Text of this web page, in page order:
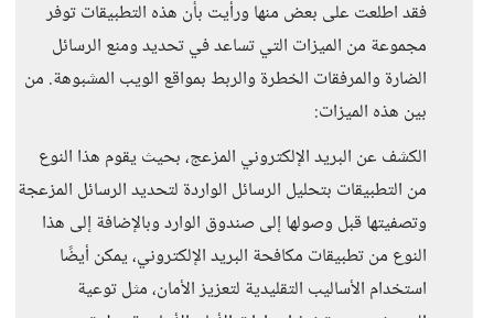
فقد اطلعت على بعض منها ورأيت بأن هذه التطبيقات توفر
مجموعة من الميزات التي تساعد في تحديد ومنع الرسائل
الضارة والمرفقات الخطرة والربط بمواقع الويب المشبوهة. من
بين هذه الميزات:
الكشف عن البريد الإلكتروني المزعج، بحيث يقوم هذا النوع
من التطبيقات بتحليل الرسائل الواردة لتحديد الرسائل المزعجة
وتصفيتها قبل وصولها إلى صندوق الوارد وبالإضافة إلى هذا
النوع من تطبيقات مكافحة البريد الإلكتروني، يمكن أيضًا
استخدام الأساليب التقليدية لتعزيز الأمان، مثل توعية